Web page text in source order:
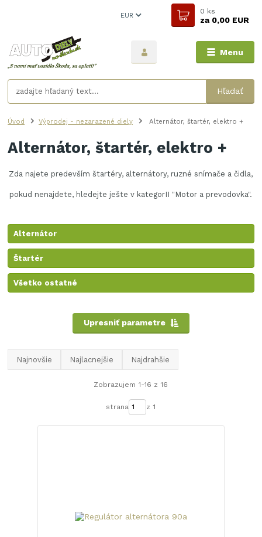
Menu
EUR
Hľadať
0 ks
za0,00 EUR
Úvod Výprodej - nezarazené diely Alternátor, štartér, elektro +
Alternátor, štartér, elektro +
Zda najete predevším štartéry, alternátory, ruzné snímače a čidla,
pokud nenajdete, hledejte ješte v kategorII "Motor a prevodovka".
Alternátor
Štartér
Všetko ostatné
Upresniť parametre
Najnovšie Najlacnejšie Najdrahšie
Zobrazujem 1-16 z 16
strana z 1